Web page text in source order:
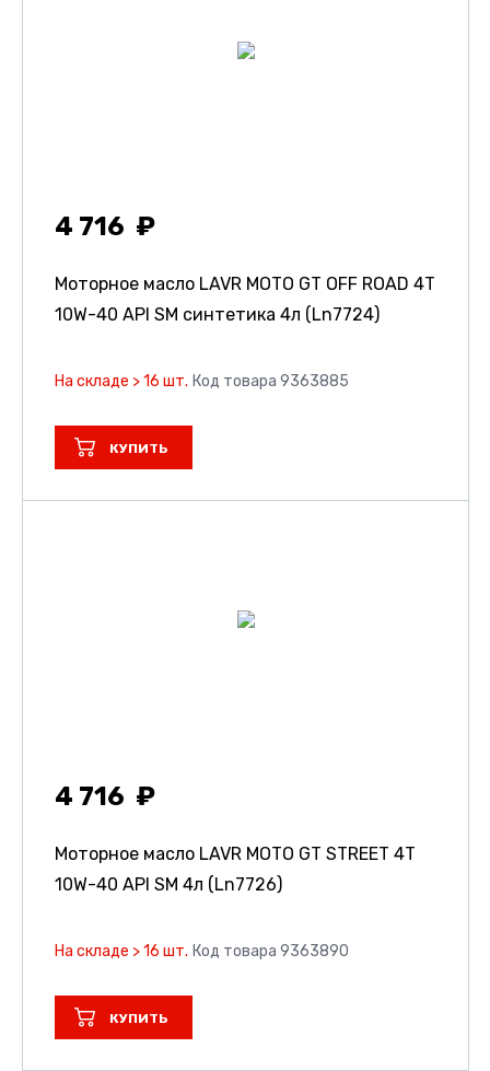
4 716
Моторное масло LAVR MOTO GT OFF ROAD 4T
10W-40 API SM синтетика 4л (Ln7724)
На складе > 16 шт. Код товара 9363885
КУПИТЬ
4 716
Моторное масло LAVR MOTO GT STREET 4T
10W-40 API SM 4л (Ln7726)
На складе > 16 шт. Код товара 9363890
КУПИТЬ